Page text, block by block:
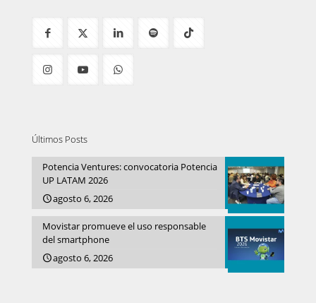
Últimos Posts
Potencia Ventures: convocatoria Potencia
UP LATAM 2026
agosto 6, 2026
Movistar promueve el uso responsable
del smartphone
agosto 6, 2026